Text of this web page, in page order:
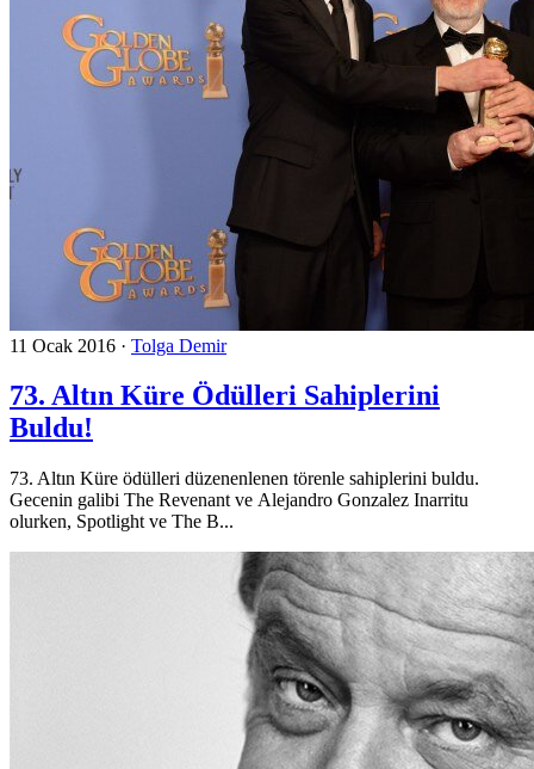
11 Ocak 2016 · Tolga Demir
73. Altın Küre Ödülleri Sahiplerini
Buldu!
73. Altın Küre ödülleri düzenenlenen törenle sahiplerini buldu.
Gecenin galibi The Revenant ve Alejandro Gonzalez Inarritu
olurken, Spotlight ve The B...